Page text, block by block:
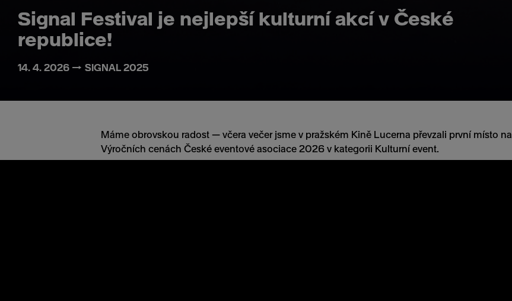
Signal Festival je nejlepší kulturní akcí v České
republice!
14. 4. 2026 → SIGNAL 2025
Máme obrovskou radost — včera večer jsme v pražském Kině Lucerna převzali první místo na
Výročních cenách České eventové asociace 2026 v kategorii Kulturní event.